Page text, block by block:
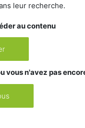
leur recherche.
au contenu
vous n'avez pas